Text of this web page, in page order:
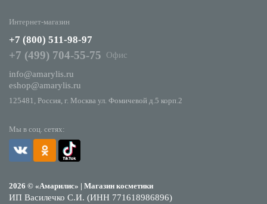
Мы в соц. сетях:
2026 © «Амарилис» | Магазин косметики
ИП Василечко С.И. (ИНН 771618986896)
Интернет-магазин
+7 (800) 511-98-97
+7 (499) 704-55-75
Офис
info@amarylis.ru
eshop@amarylis.ru
125481, Россия, г. Москва ул. Фомичевой д.5 корп.2